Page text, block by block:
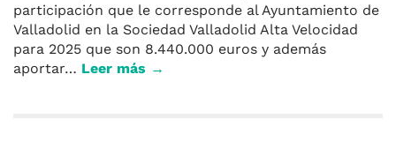
participación que le corresponde al Ayuntamiento de
Valladolid en la Sociedad Valladolid Alta Velocidad
para 2025 que son 8.440.000 euros y además
aportar… Leer más →